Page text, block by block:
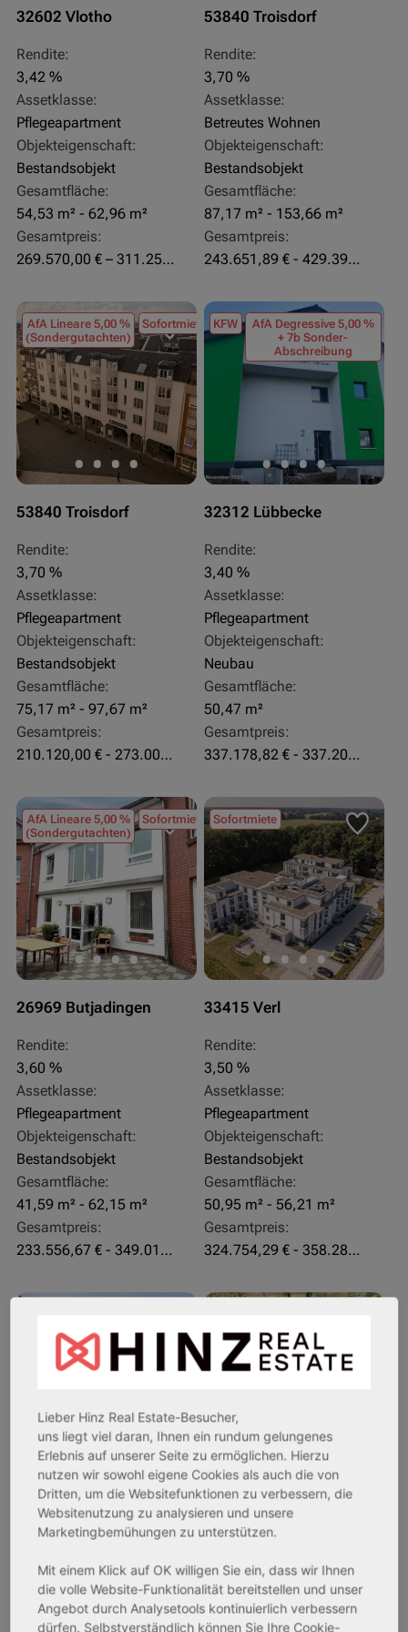
32602 Vlotho
Rendite:
3,42 %
Assetklasse:
Pflegeapartment
Objekteigenschaft:
Bestandsobjekt
Gesamtfläche:
54,53 m² - 62,96 m²
Gesamtpreis:
269.570,00 € – 311.250,00 €
53840 Troisdorf
Rendite:
3,70 %
Assetklasse:
Betreutes Wohnen
Objekteigenschaft:
Bestandsobjekt
Gesamtfläche:
87,17 m² - 153,66 m²
Gesamtpreis:
243.651,89 € - 429.392,43 €
AfA Lineare 5,00 %
(Sondergutachten)
Sofortmiete
53840 Troisdorf
Rendite:
3,70 %
Assetklasse:
Pflegeapartment
Objekteigenschaft:
Bestandsobjekt
Gesamtfläche:
75,17 m² - 97,67 m²
Gesamtpreis:
210.120,00 € - 273.003,24 €
KFW
AfA Degressive 5,00 %
+ 7b Sonder-
Abschreibung
32312 Lübbecke
Rendite:
3,40 %
Assetklasse:
Pflegeapartment
Objekteigenschaft:
Neubau
Gesamtfläche:
50,47 m²
Gesamtpreis:
337.178,82 € - 337.207,06 €
AfA Lineare 5,00 %
(Sondergutachten)
Sofortmiete
26969 Butjadingen
Rendite:
3,60 %
Assetklasse:
Pflegeapartment
Objekteigenschaft:
Bestandsobjekt
Gesamtfläche:
41,59 m² - 62,15 m²
Gesamtpreis:
233.556,67 € - 349.016,67 €
Sofortmiete
33415 Verl
Rendite:
3,50 %
Assetklasse:
Pflegeapartment
Objekteigenschaft:
Bestandsobjekt
Gesamtfläche:
50,95 m² - 56,21 m²
Gesamtpreis:
324.754,29 € - 358.289,14 €
27711 Osterholz-Scharmbeck
Rendite:
3,60 %
Assetklasse:
Pflegeapartment
32469 Petershagen
Rendite:
4,07 %
Assetklasse:
Pflegeapartment
Lieber Hinz Real Estate-Besucher,
uns liegt viel daran, Ihnen ein rundum gelungenes
Erlebnis auf unserer Seite zu ermöglichen. Hierzu
nutzen wir sowohl eigene Cookies als auch die von
Dritten, um die Websitefunktionen zu verbessern, die
Websitenutzung zu analysieren und unsere
Marketingbemühungen zu unterstützen.
Mit einem Klick auf OK willigen Sie ein, dass wir Ihnen
die volle Website-Funktionalität bereitstellen und unser
Angebot durch Analysetools kontinuierlich verbessern
dürfen. Selbstverständlich können Sie Ihre Cookie-